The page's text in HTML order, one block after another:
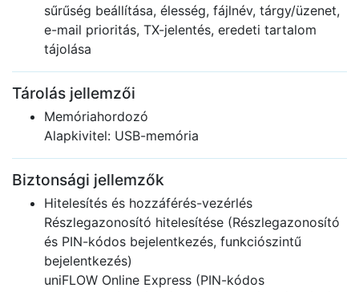
sűrűség beállítása, élesség, fájlnév, tárgy/üzenet,
e-mail prioritás, TX-jelentés, eredeti tartalom
tájolása
Tárolás jellemzői
Memóriahordozó
Alapkivitel: USB-memória
Biztonsági jellemzők
Hitelesítés és hozzáférés-vezérlés
Részlegazonosító hitelesítése (Részlegazonosító
és PIN-kódos bejelentkezés, funkciószintű
bejelentkezés)
uniFLOW Online Express (PIN-kódos